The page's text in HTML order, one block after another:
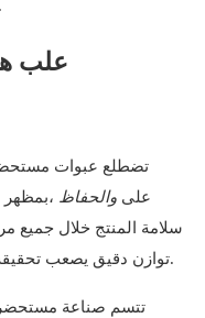
جميع خطوط الإنتاج المختلفة التي تبيعها.
علب
تضطلع عبوات
بمظهر جذاب على الرفوف أو في صور إنستغرام، والحفاظ على
سلامة المنتج خلال جميع
توازن دقيق يصعب تحقيقه أكثر مما تدركه معظم العلامات التجارية.
تتسم صناعة